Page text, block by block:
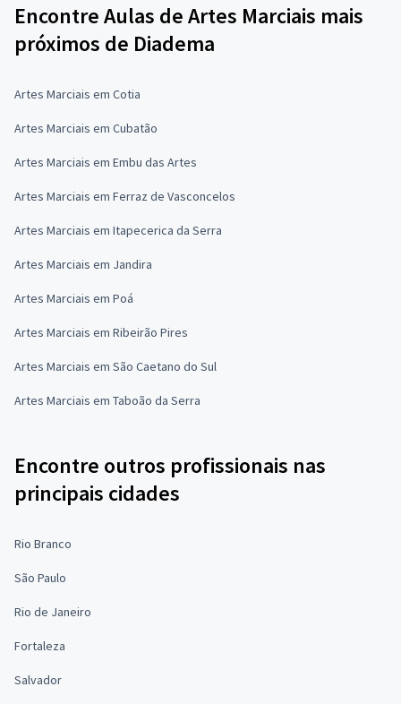
Encontre Aulas de Artes Marciais mais
próximos de Diadema
Artes Marciais em Cotia
Artes Marciais em Cubatão
Artes Marciais em Embu das Artes
Artes Marciais em Ferraz de Vasconcelos
Artes Marciais em Itapecerica da Serra
Artes Marciais em Jandira
Artes Marciais em Poá
Artes Marciais em Ribeirão Pires
Artes Marciais em São Caetano do Sul
Artes Marciais em Taboão da Serra
Encontre outros profissionais nas
principais cidades
Rio Branco
São Paulo
Rio de Janeiro
Fortaleza
Salvador